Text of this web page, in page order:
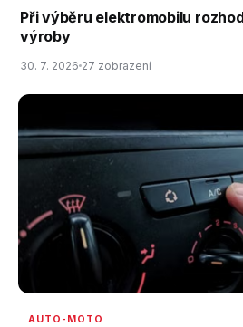
Při výběru elektromobilu
výroby
30. 7. 2026 27 zobrazení
AUTO-MOTO